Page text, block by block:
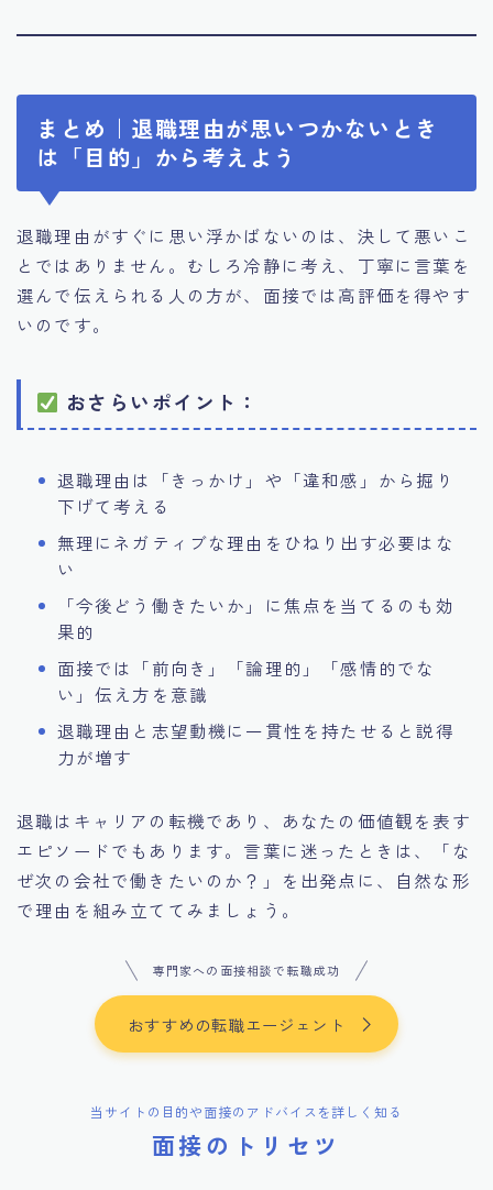
まとめ｜退職理由が思いつかないとき
は「目的」から考えよう
退職理由がすぐに思い浮かばないのは、決して悪いこ
とではありません。むしろ冷静に考え、丁寧に言葉を
選んで伝えられる人の方が、面接では高評価を得やす
いのです。
おさらいポイント：
退職理由は「きっかけ」や「違和感」から掘り
下げて考える
無理にネガティブな理由をひねり出す必要はな
い
「今後どう働きたいか」に焦点を当てるのも効
果的
面接では「前向き」「論理的」「感情的でな
い」伝え方を意識
退職理由と志望動機に一貫性を持たせると説得
力が増す
退職はキャリアの転機であり、あなたの価値観を表す
エピソードでもあります。言葉に迷ったときは、「な
ぜ次の会社で働きたいのか？」を出発点に、自然な形
で理由を組み立ててみましょう。
専門家への面接相談で転職成功
おすすめの転職エージェント
当サイトの目的や面接のアドバイスを詳しく知る
面接のトリセツ